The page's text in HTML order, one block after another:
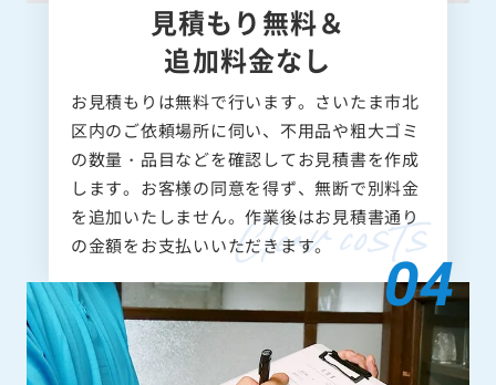
見積もり無料＆
追加料金なし
お見積もりは無料で行います。さいたま市北
区内のご依頼場所に伺い、不用品や粗大ゴミ
の数量・品目などを確認してお見積書を作成
します。お客様の同意を得ず、無断で別料金
を追加いたしません。作業後はお見積書通り
の金額をお支払いいただきます。